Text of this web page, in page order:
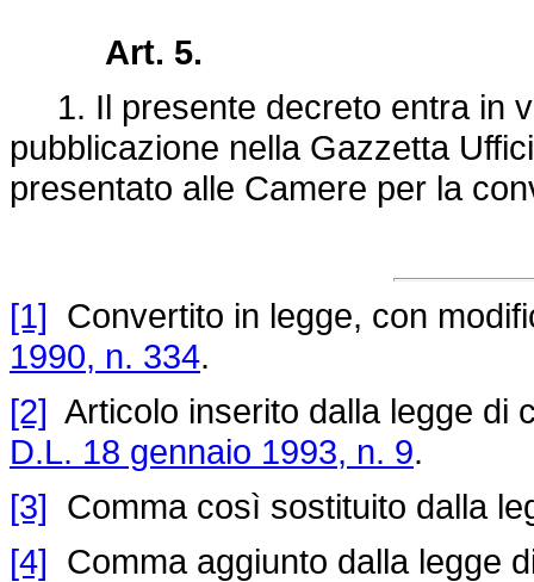
Art. 5.
1. Il presente decreto entra in
pubblicazione nella Gazzetta
presentato alle Camere per la
[1] Convertito in legge, con
1990, n. 334.
[2] Articolo inserito dalla legge di
D.L. 18 gennaio 1993, n. 9.
[3] Comma così sostituito dalla
[4] Comma aggiunto dalla legge